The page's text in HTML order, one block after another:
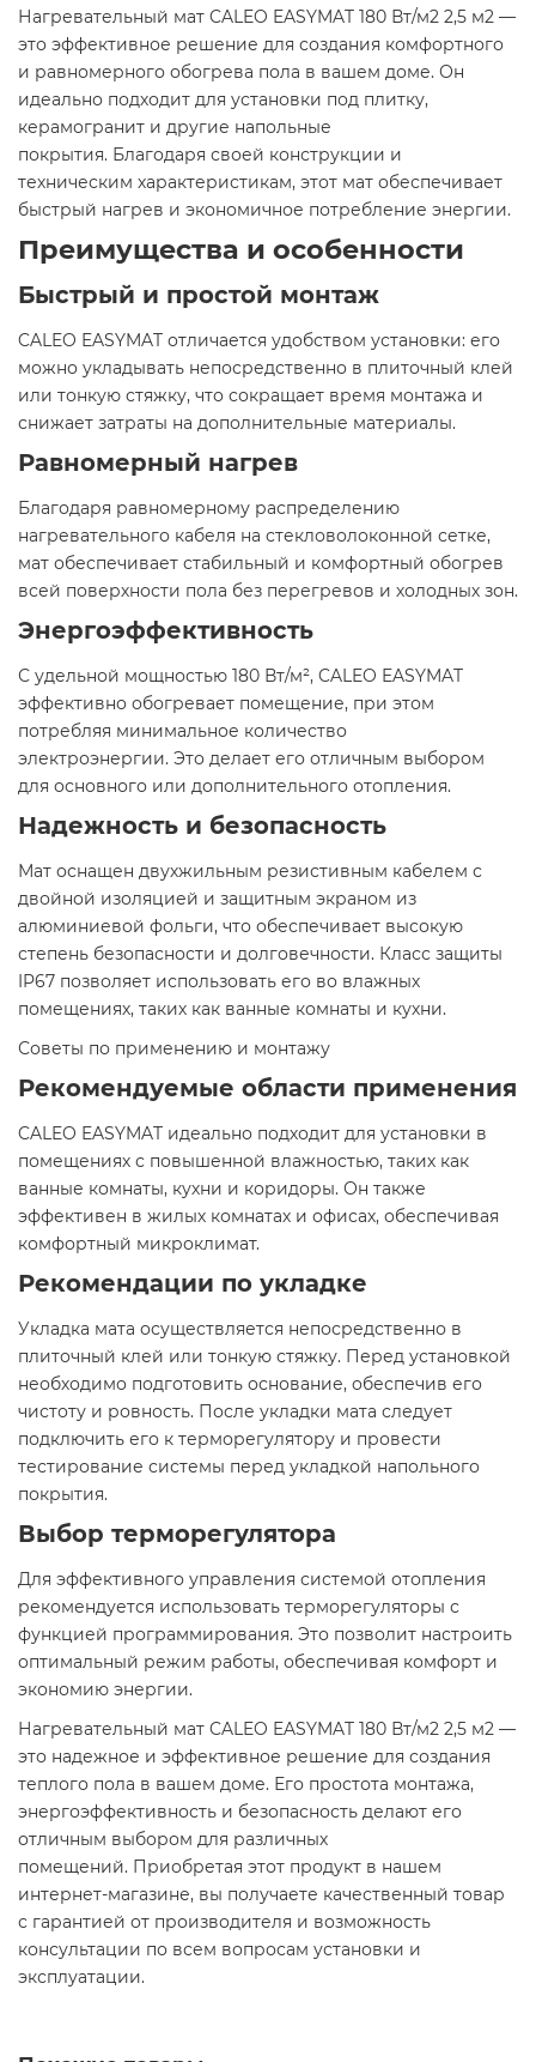
Нагревательный мат CALEO EASYMAT 180 Вт/м2 2,5 м2 —
это эффективное решение для создания комфортного
и равномерного обогрева пола в вашем доме. Он
идеально подходит для установки под плитку,
керамогранит и другие напольные
покрытия. Благодаря своей конструкции и
техническим характеристикам, этот мат обеспечивает
быстрый нагрев и экономичное потребление энергии.​
Преимущества и особенности
Быстрый и простой монтаж
CALEO EASYMAT отличается удобством установки: его
можно укладывать непосредственно в плиточный клей
или тонкую стяжку, что сокращает время монтажа и
снижает затраты на дополнительные материалы.​
Равномерный нагрев
Благодаря равномерному распределению
нагревательного кабеля на стекловолоконной сетке,
мат обеспечивает стабильный и комфортный обогрев
всей поверхности пола без перегревов и холодных зон.​
Энергоэффективность
С удельной мощностью 180 Вт/м², CALEO EASYMAT
эффективно обогревает помещение, при этом
потребляя минимальное количество
электроэнергии. Это делает его отличным выбором
для основного или дополнительного отопления.​
Надежность и безопасность
Мат оснащен двухжильным резистивным кабелем с
двойной изоляцией и защитным экраном из
алюминиевой фольги, что обеспечивает высокую
степень безопасности и долговечности. Класс защиты
IP67 позволяет использовать его во влажных
помещениях, таких как ванные комнаты и кухни.​
Советы по применению и монтажу
Рекомендуемые области применения
CALEO EASYMAT идеально подходит для установки в
помещениях с повышенной влажностью, таких как
ванные комнаты, кухни и коридоры. Он также
эффективен в жилых комнатах и офисах, обеспечивая
комфортный микроклимат.​
Рекомендации по укладке
Укладка мата осуществляется непосредственно в
плиточный клей или тонкую стяжку. Перед установкой
необходимо подготовить основание, обеспечив его
чистоту и ровность. После укладки мата следует
подключить его к терморегулятору и провести
тестирование системы перед укладкой напольного
покрытия.​
Выбор терморегулятора
Для эффективного управления системой отопления
рекомендуется использовать терморегуляторы с
функцией программирования. Это позволит настроить
оптимальный режим работы, обеспечивая комфорт и
экономию энергии.​
Нагревательный мат CALEO EASYMAT 180 Вт/м2 2,5 м2 —
это надежное и эффективное решение для создания
теплого пола в вашем доме. Его простота монтажа,
энергоэффективность и безопасность делают его
отличным выбором для различных
помещений. Приобретая этот продукт в нашем
интернет-магазине, вы получаете качественный товар
с гарантией от производителя и возможность
консультации по всем вопросам установки и
эксплуатации.​